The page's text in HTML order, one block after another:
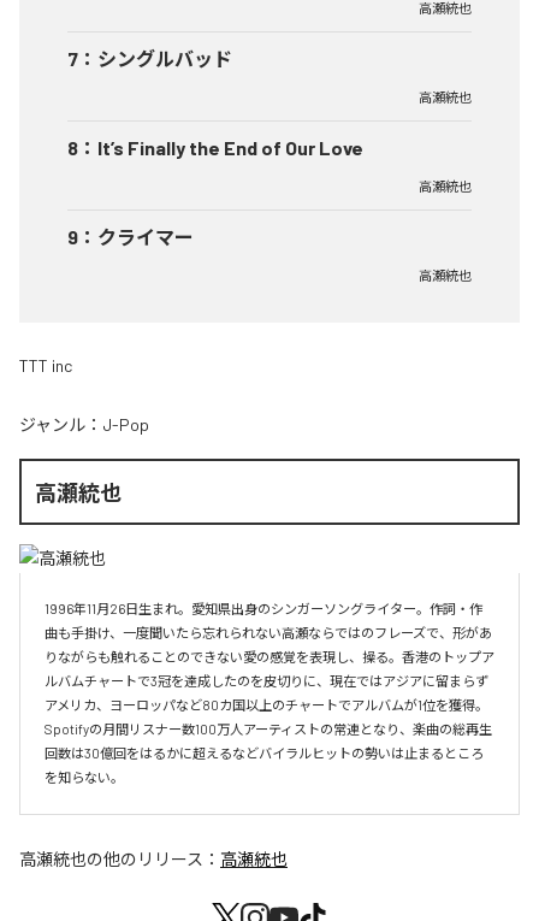
高瀬統也
7 ： シングルバッド
高瀬統也
8 ： It’s Finally the End of Our Love
高瀬統也
9 ： クライマー
高瀬統也
TTT inc
ジャンル： J-Pop
高瀬統也
1996年11月26日生まれ。愛知県出身のシンガーソングライター。作詞・作
曲も手掛け、一度聞いたら忘れられない高瀬ならではのフレーズで、形があ
りながらも触れることのできない愛の感覚を表現し、操る。香港のトップア
ルバムチャートで3冠を達成したのを皮切りに、現在ではアジアに留まらず
アメリカ、ヨーロッパなど80カ国以上のチャートでアルバムが1位を獲得。
Spotifyの月間リスナー数100万人アーティストの常連となり、楽曲の総再生
回数は30億回をはるかに超えるなどバイラルヒットの勢いは止まるところ
を知らない。
高瀬統也の他のリリース： 高瀬統也